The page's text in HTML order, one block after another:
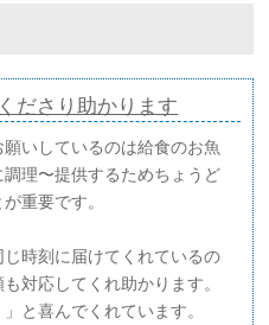
ださり助かります
いしているのは給食のお魚
理〜提供するためちょうど
重要です。
時刻に届けてくれているの
対応してくれ助かります。
と喜んでくれています。